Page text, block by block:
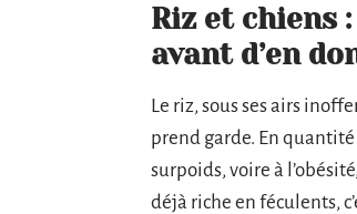
Riz et chiens
avant d’en
Le riz, sous ses airs
prend garde. En quantité
surpoids, voire à
déjà riche en féculents,